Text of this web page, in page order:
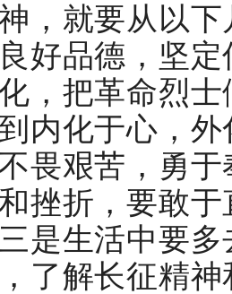
，就要从以
良好品德，坚
，把革命烈
内化于心，
畏艰苦，勇
挫折，要敢
是生活中要
了解长征精